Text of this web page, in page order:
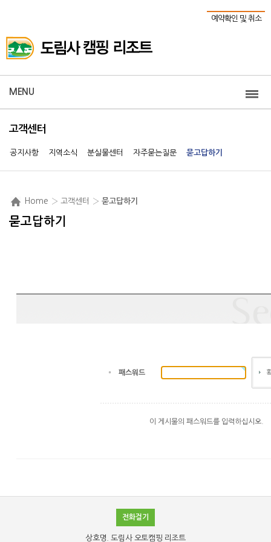
예약확인 및 취소
MENU
고객센터
공지사항 지역소식 분실물센터 자주묻는질문 묻고답하기
Home › 고객센터 › 묻고답하기
묻고답하기
패스워드
이 게시물의 패스워드를 입력하십시오.
전화걸기
상호명. 도림사 오토캠핑 리조트